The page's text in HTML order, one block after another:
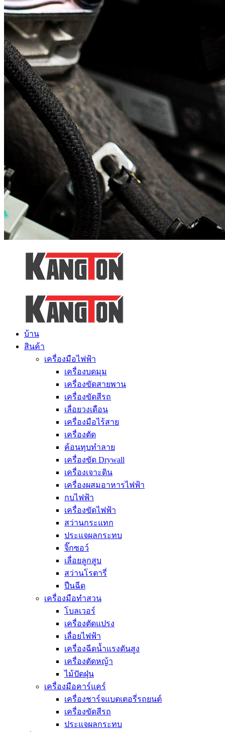
บ้าน
สินค้า
เครื่องมือไฟฟ้า
เครื่องบดมุม
เครื่องขัดสายพาน
เครื่องขัดสีรถ
เลื่อยวงเดือน
เครื่องมือไร้สาย
เครื่องตัด
ค้อนทุบทำลาย
เครื่องขัด Drywall
เครื่องเจาะดิน
เครื่องผสมอาหารไฟฟ้า
กบไฟฟ้า
เครื่องขัดไฟฟ้า
สว่านกระแทก
ประแจผลกระทบ
จิ๊กซอว์
เลื่อยลูกสูบ
สว่านโรตารี่
ปืนฉีด
เครื่องมือทำสวน
โบลเวอร์
เครื่องตัดแปรง
เลื่อยไฟฟ้า
เครื่องฉีดน้ำแรงดันสูง
เครื่องตัดหญ้า
ไม้ปัดฝุ่น
เครื่องมือคาร์แคร์
เครื่องชาร์จแบตเตอรี่รถยนต์
เครื่องขัดสีรถ
ประแจผลกระทบ